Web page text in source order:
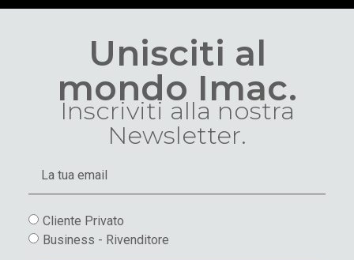
Unisciti al
mondo Imac.
Inscriviti alla nostra
Newsletter.
Cliente Privato
Business - Rivenditore